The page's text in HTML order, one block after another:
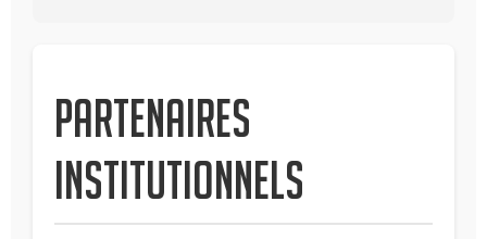
Partenaires
institutionnels